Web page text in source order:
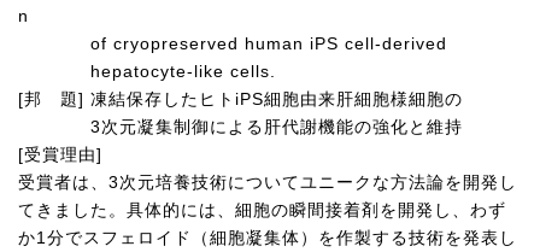
n
of cryopreserved human iPS cell-derived
hepatocyte-like cells.
[邦 題] 凍結保存したヒト iPS細胞由来肝細胞様細胞の
3次元凝集制御による肝代謝機能の強化と維持
[受賞理由]
受賞者は、 3次元培養技術についてユニークな方法論を開発し
てきました。具体的には、細胞の瞬間接着剤を開発し、わず
か1分でスフェロイド（細胞凝集体）を作製する技術を発表し